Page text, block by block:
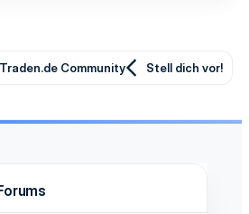
Traden.de Community Stell dich vor!